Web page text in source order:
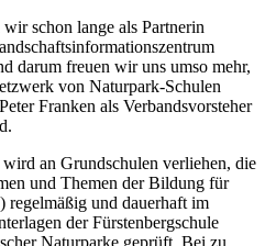
schon lange als Partnerin
darum freuen wir uns umso mehr,
von Naturpark-Schulen
Franken als Verbandsvorsteher
an Grundschulen verliehen, die
und Themen der Bildung für
und dauerhaft im
der Fürstenbergschule
Naturparke geprüft. Bei zu